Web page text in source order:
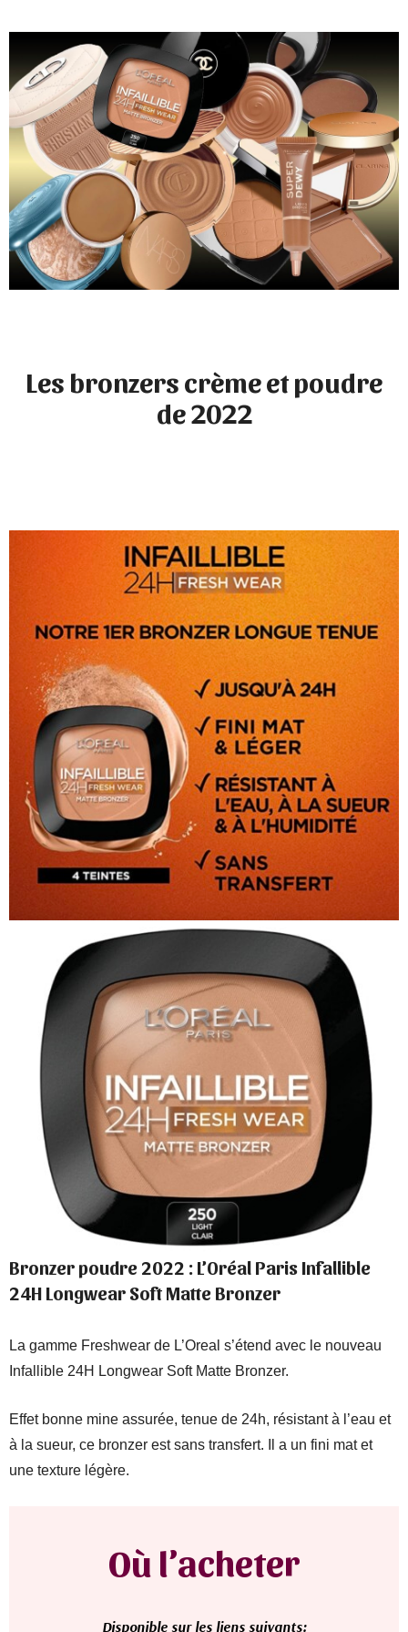
Les bronzers crème et poudre
de 2022
Bronzer poudre 2022 : L’Oréal Paris Infallible
24H Longwear Soft Matte Bronzer
La gamme Freshwear de L’Oreal s’étend avec le nouveau
Infallible 24H Longwear Soft Matte Bronzer.
Effet bonne mine assurée, tenue de 24h, résistant à l’eau et
à la sueur, ce bronzer est sans transfert. Il a un fini mat et
une texture légère.
Où l’acheter
Disponible sur les liens suivants: